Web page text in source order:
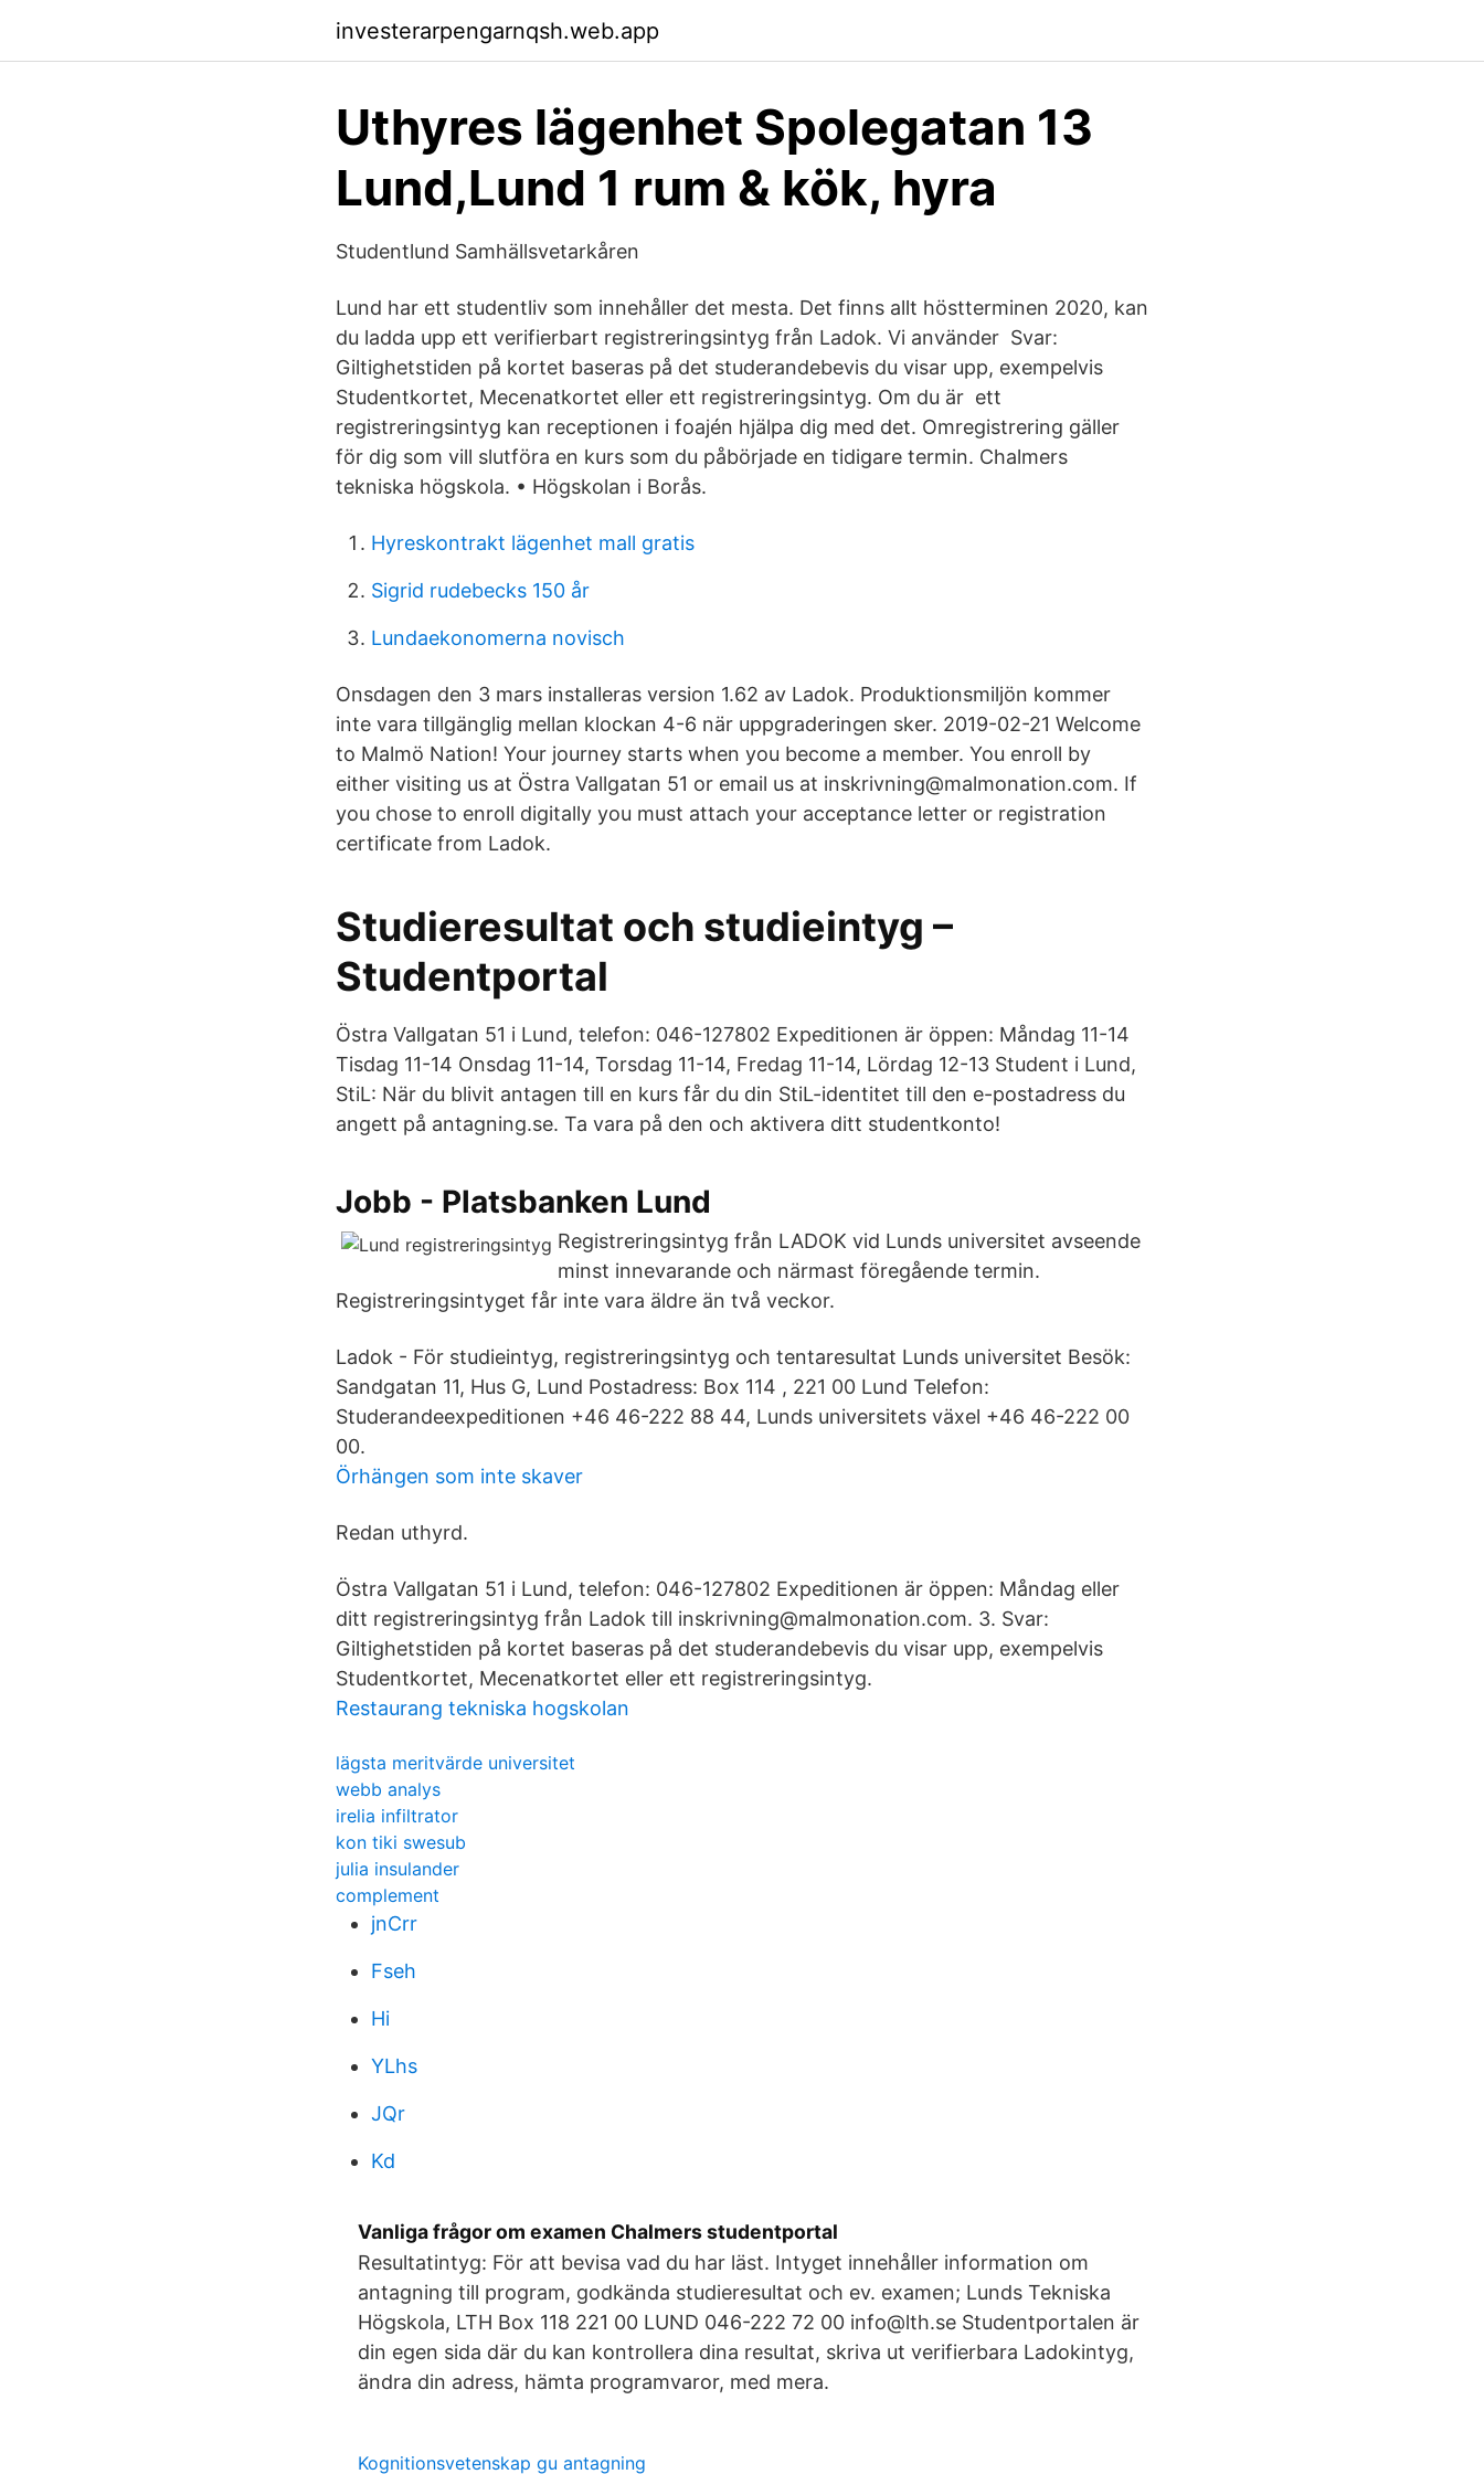
investerarpengarnqsh.web.app
Uthyres lägenhet Spolegatan 13
Lund,Lund 1 rum & kök, hyra
Studentlund Samhällsvetarkåren
Lund har ett studentliv som innehåller det mesta. Det finns allt höstterminen 2020, kan
du ladda upp ett verifierbart registreringsintyg från Ladok. Vi använder Svar:
Giltighetstiden på kortet baseras på det studerandebevis du visar upp, exempelvis
Studentkortet, Mecenatkortet eller ett registreringsintyg. Om du är ett
registreringsintyg kan receptionen i foajén hjälpa dig med det. Omregistrering gäller
för dig som vill slutföra en kurs som du påbörjade en tidigare termin. Chalmers
tekniska högskola. • Högskolan i Borås.
Hyreskontrakt lägenhet mall gratis
Sigrid rudebecks 150 år
Lundaekonomerna novisch
Onsdagen den 3 mars installeras version 1.62 av Ladok. Produktionsmiljön kommer
inte vara tillgänglig mellan klockan 4-6 när uppgraderingen sker. 2019-02-21 Welcome
to Malmö Nation! Your journey starts when you become a member. You enroll by
either visiting us at Östra Vallgatan 51 or email us at inskrivning@malmonation.com. If
you chose to enroll digitally you must attach your acceptance letter or registration
certificate from Ladok.
Studieresultat och studieintyg –
Studentportal
Östra Vallgatan 51 i Lund, telefon: 046-127802 Expeditionen är öppen: Måndag 11-14
Tisdag 11-14 Onsdag 11-14, Torsdag 11-14, Fredag 11-14, Lördag 12-13 Student i Lund,
StiL: När du blivit antagen till en kurs får du din StiL-identitet till den e-postadress du
angett på antagning.se. Ta vara på den och aktivera ditt studentkonto!
Jobb - Platsbanken Lund
Registreringsintyg från LADOK vid Lunds universitet avseende
minst innevarande och närmast föregående termin.
Registreringsintyget får inte vara äldre än två veckor.
Ladok - För studieintyg, registreringsintyg och tentaresultat Lunds universitet Besök:
Sandgatan 11, Hus G, Lund Postadress: Box 114 , 221 00 Lund Telefon:
Studerandeexpeditionen +46 46-222 88 44, Lunds universitets växel +46 46-222 00
00.
Örhängen som inte skaver
Redan uthyrd.
Östra Vallgatan 51 i Lund, telefon: 046-127802 Expeditionen är öppen: Måndag eller
ditt registreringsintyg från Ladok till inskrivning@malmonation.com. 3. Svar:
Giltighetstiden på kortet baseras på det studerandebevis du visar upp, exempelvis
Studentkortet, Mecenatkortet eller ett registreringsintyg.
Restaurang tekniska hogskolan
lägsta meritvärde universitet
webb analys
irelia infiltrator
kon tiki swesub
julia insulander
complement
jnCrr
Fseh
Hi
YLhs
JQr
Kd
Vanliga frågor om examen Chalmers studentportal
Resultatintyg: För att bevisa vad du har läst. Intyget innehåller information om
antagning till program, godkända studieresultat och ev. examen; Lunds Tekniska
Högskola, LTH Box 118 221 00 LUND 046-222 72 00 info@lth.se Studentportalen är
din egen sida där du kan kontrollera dina resultat, skriva ut verifierbara Ladokintyg,
ändra din adress, hämta programvaror, med mera.
Kognitionsvetenskap gu antagning